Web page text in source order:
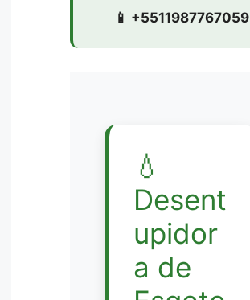
📱 +5511987767059
💧
Desent
upidor
a de